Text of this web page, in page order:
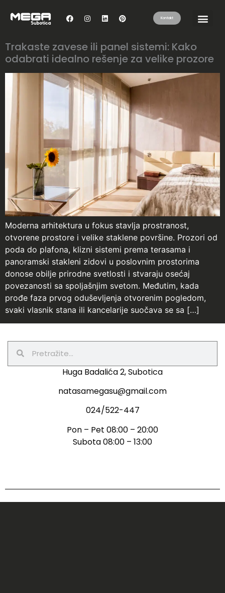
Kontakt
Trakaste zavese ili panel sistemi: Kako
odabrati idealno rešenje za velike prozore
Moderna arhitektura u fokus stavlja prostranost,
otvorene prostore i velike staklene površine. Prozori od
poda do plafona, klizni sistemi prema terasama i
panoramski stakleni zidovi u poslovnim prostorima
donose obilje prirodne svetlosti i stvaraju osećaj
povezanosti sa spoljašnjim svetom. Međutim, kada
prođe faza prvog oduševljenja otvorenim pogledom,
svaki vlasnik stana ili kancelarije suočava se sa […]
Huga Badalića 2, Subotica
natasamegasu@gmail.com
024/522-447
Pon – Pet 08:00 – 20:00
Subota 08:00 – 13:00